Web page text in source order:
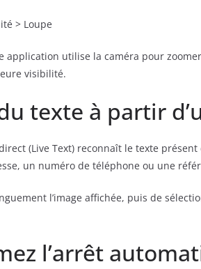
> Loupe
application utilise la caméra pour
visibilité.
texte à partir
(Live Text) reconnaît le texte
un numéro de téléphone ou une
l’image affichée, puis de
l’arrêt